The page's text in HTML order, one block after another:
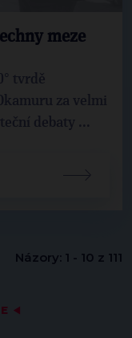
◀
meze
tvrdě
za velmi
debaty ...
Názory: 1 - 10 z 111